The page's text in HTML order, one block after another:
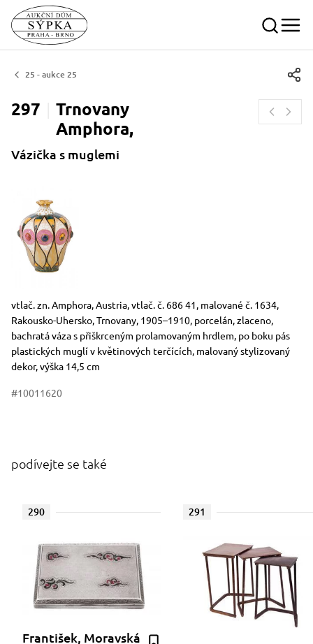
25 - aukce 25
297
Trnovany
Amphora,
Vázička s muglemi
Rozměry
Stručný popis předmětu
vtlač. zn. Amphora, Austria, vtlač. č. 686 41, malované č. 1634,
Rakousko-Uhersko, Trnovany, 1905–1910, porcelán, zlaceno,
bachratá váza s přiškrceným prolamovaným hrdlem, po boku pás
plastických muglí v květinových terčících, malovaný stylizovaný
dekor, výška 14,5 cm
#10011620
podívejte se také
290
František, Moravská
291